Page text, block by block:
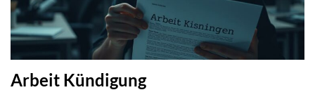
Arbeit Kündigung